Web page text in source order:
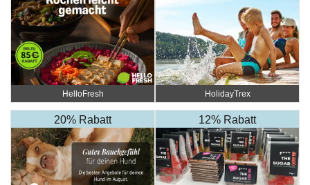
HelloFresh HolidayTrex
20% Rabatt 12% Rabatt